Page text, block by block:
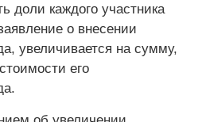
доли каждого участника
о внесении
увеличивается на сумму,
его